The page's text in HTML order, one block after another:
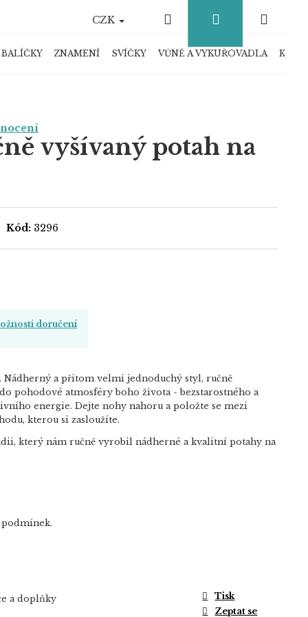
ZNAMENÍ SVÍČKY VŮNĚ A VYKUŘOVADLA
CZK Hledat Přihlášení
košík
vyšívaný potah na
Kód: 3296
doručení
Nádherný a přitom velmi jednoduchý styl, ručně
pohodové atmosféry boho života - bezstarostného a
energie. Dejte nohy nahoru a položte se mezi
kterou si zasloužíte.
který nám ručně vyrobil nádherné a kvalitní potahy na
podmínek.
a doplňky
Tisk
Zeptat se